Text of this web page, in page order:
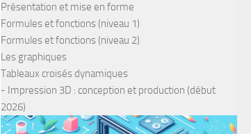
Présentation et mise en forme
Formules et fonctions (niveau 1)
Formules et fonctions (niveau 2)
Les graphiques
Tableaux croisés dynamiques
- Impression 3D : conception et production (début
2026)